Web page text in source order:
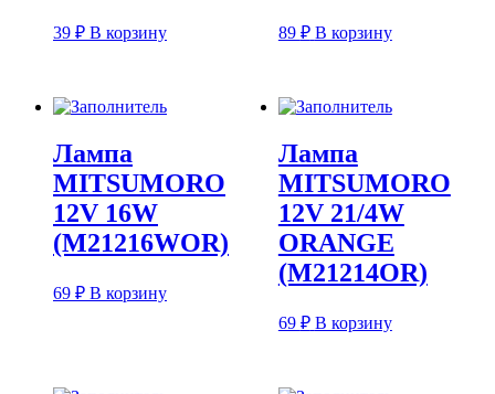
39 ₽ В корзину 89 ₽ В корзину
Лампа
MITSUMORO
12V 16W
(M21216WOR)
69 ₽ В корзину
Лампа
MITSUMORO
12V 21/4W
ORANGE
(M21214OR)
69 ₽ В корзину